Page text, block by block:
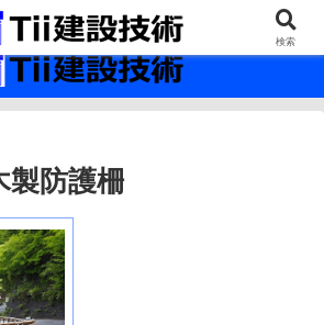
の建設技術の情報インフラ。
製防護柵
検索